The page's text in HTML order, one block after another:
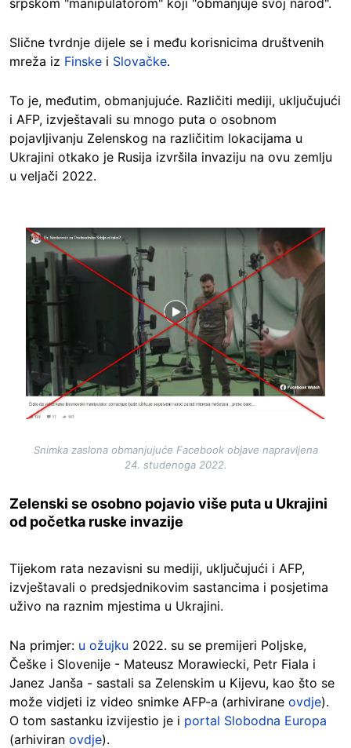
srpskom "manipulatorom" koji "obmanjuje svoj narod".
Slične tvrdnje dijele se i među korisnicima društvenih
mreža iz Finske i Slovačke.
To je, međutim, obmanjujuće. Različiti mediji, uključujući
i AFP, izvještavali su mnogo puta o osobnom
pojavljivanju Zelenskog na različitim lokacijama u
Ukrajini otkako je Rusija izvršila invaziju na ovu zemlju
u veljači 2022.
Image
Snimka zaslona obmanjujuće Facebook objave napravljena
24. studenoga 2022.
Zelenski se osobno pojavio više puta u Ukrajini
od početka ruske invazije
Tijekom rata nezavisni su mediji, uključujući i AFP,
izvještavali o predsjednikovim sastancima i posjetima
uživo na raznim mjestima u Ukrajini.
Na primjer: u ožujku 2022. su se premijeri Poljske,
Češke i Slovenije - Mateusz Morawiecki, Petr Fiala i
Janez Janša - sastali sa Zelenskim u Kijevu, kao što se
može vidjeti iz video snimke AFP-a (arhivirane ovdje).
O tom sastanku izvijestio je i portal Slobodna Europa
(arhiviran ovdje).